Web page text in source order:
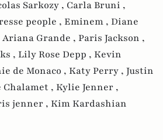
Sarkozy , Carla Bruni ,
people , Eminem , Diane
Ariana Grande , Paris Jackson ,
, Lily Rose Depp , Kevin
de Monaco , Katy Perry , Justin
, Kylie Jenner ,
jenner , Kim Kardashian